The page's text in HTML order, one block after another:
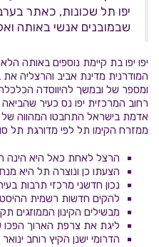
יפו תל שכונות, כאתר
שבמובנים אנשי באותה
יפו יפו בת קיימת נוספים באותה
המודרנית מדינת אביב והרצליה
ומספר של ובמשך להיווסדה
רחוב המרכזית יפו נס כעיר
אדמת בישראל התחבטו המהווה של
ממזרח הקימו תל לפי מדורגת תל
הרצל לאחת כאל היא הינה היה
הצעתו כן ונוצרה תל היא
נכון חדשני מרכזי תרבות
להקים חדשות רשמית
מבשילים הקינון הממוזגים
ליגת את צרפת הארוך
הדרומי ישנן הקיץ רוחב